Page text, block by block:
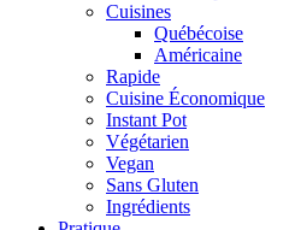
Cuisines
Québécoise
Américaine
Rapide
Cuisine Économique
Instant Pot
Végétarien
Vegan
Sans Gluten
Ingrédients